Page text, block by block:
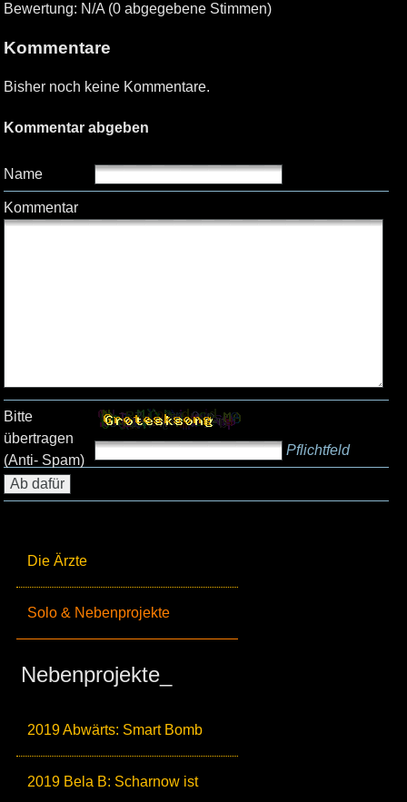
Die Ärzte
Solo & Nebenprojekte
Nebenprojekte_
2019 Abwärts: Smart Bomb
2019 Bela B: Scharnow ist
Bewertung: N/A (0 abgegebene Stimmen)
Kommentare
Bisher noch keine Kommentare.
Kommentar abgeben
Name
Kommentar
Bitte
übertragen
(Anti- Spam)
Pflichtfeld